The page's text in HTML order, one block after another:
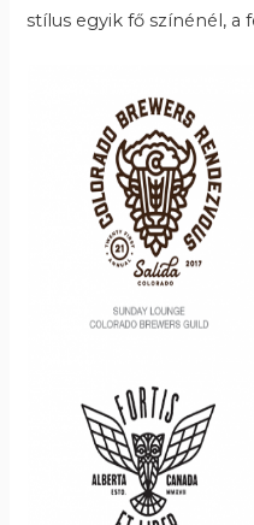
stílus egyik fő színénél, a